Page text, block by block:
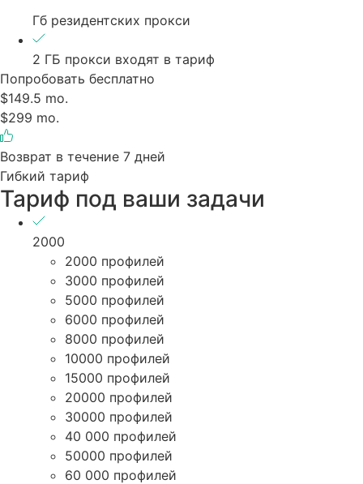
Гб резидентских прокси
2 ГБ прокси входят в тариф
Попробовать бесплатно
$149.5 mo.
$299 mo.
Возврат в течение 7 дней
Гибкий тариф
Тариф под ваши задачи
2000
2000 профилей
3000 профилей
5000 профилей
6000 профилей
8000 профилей
10000 профилей
15000 профилей
20000 профилей
30000 профилей
40 000 профилей
50000 профилей
60 000 профилей